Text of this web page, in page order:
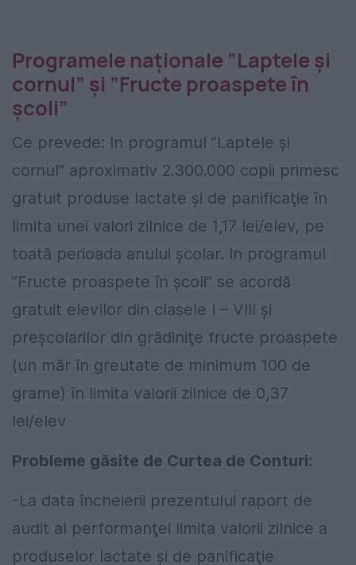
Programele naţionale ”Laptele şi
cornul” şi ”Fructe proaspete în
şcoli”
Ce prevede: In programul ”Laptele şi
cornul” aproximativ 2.300.000 copii primesc
gratuit produse lactate şi de panificaţie în
limita unei valori zilnice de 1,17 lei/elev, pe
toată perioada anului şcolar. In programul
”Fructe proaspete în şcoli” se acordă
gratuit elevilor din clasele I – VIII şi
preşcolarilor din grădiniţe fructe proaspete
(un măr în greutate de minimum 100 de
grame) în limita valorii zilnice de 0,37
lei/elev
Probleme găsite de Curtea de Conturi:
-La data încheierii prezentului raport de
audit al performanţei limita valorii zilnice a
produselor lactate şi de panificaţie